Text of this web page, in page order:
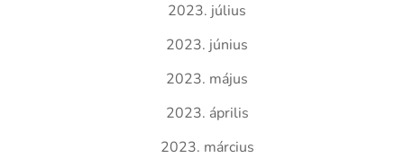
2023. július
2023. június
2023. május
2023. április
2023. március